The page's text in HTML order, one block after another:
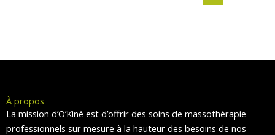
À propos
La mission d’O’Kiné est d’offrir des soins de massothérapie
professionnels sur mesure à la hauteur des besoins de nos